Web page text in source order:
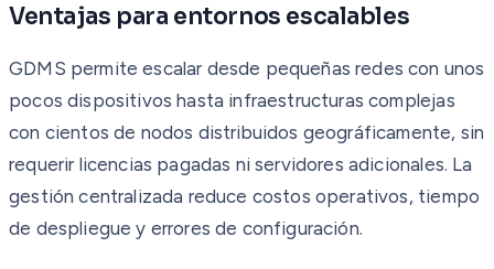
Ventajas para entornos escalables
GDMS permite escalar desde pequeñas redes con unos
pocos dispositivos hasta infraestructuras complejas
con cientos de nodos distribuidos geográficamente, sin
requerir licencias pagadas ni servidores adicionales. La
gestión centralizada reduce costos operativos, tiempo
de despliegue y errores de configuración.